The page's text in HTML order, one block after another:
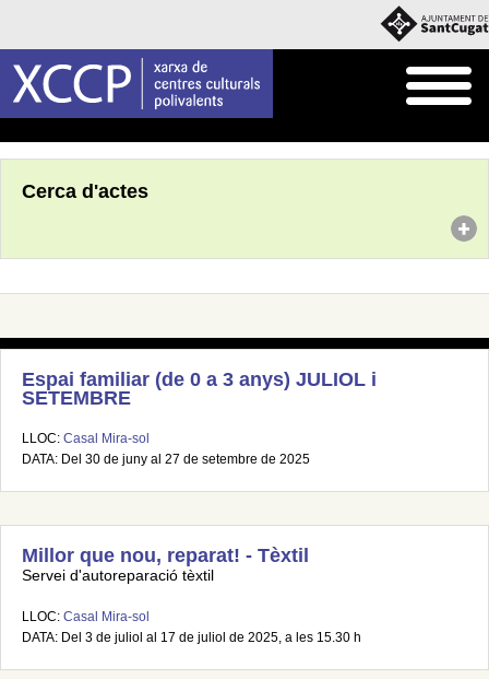
Cerca d'actes
Espai familiar (de 0 a 3 anys) JULIOL i
SETEMBRE
LLOC: Casal Mira-sol
DATA: Del 30 de juny al 27 de setembre de 2025
Millor que nou, reparat! - Tèxtil
Servei d'autoreparació tèxtil
LLOC: Casal Mira-sol
DATA: Del 3 de juliol al 17 de juliol de 2025, a les 15.30 h